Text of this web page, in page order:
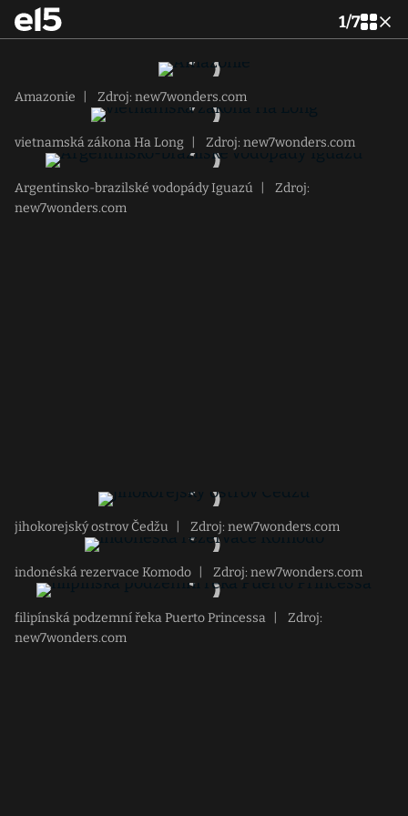
1/7
Amazonie Zdroj: new7wonders.com
vietnamská zákona Ha Long Zdroj: new7wonders.com
Argentinsko-brazilské vodopády Iguazú
Zdroj:
new7wonders.com
jihokorejský ostrov Čedžu Zdroj: new7wonders.com
indonéská rezervace Komodo Zdroj: new7wonders.com
filipínská podzemní řeka Puerto Princessa
Zdroj:
new7wonders.com